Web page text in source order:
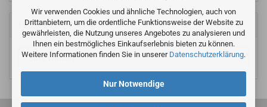
Wir verwenden Cookies und ähnliche Technologien, auch von
Drittanbietern, um die ordentliche Funktionsweise der Website zu
gewährleisten, die Nutzung unseres Angebotes zu analysieren und
Ihnen ein bestmögliches Einkaufserlebnis bieten zu können.
Weitere Informationen finden Sie in unserer Datenschutzerklärung.
Nur Notwendige
Hersteller